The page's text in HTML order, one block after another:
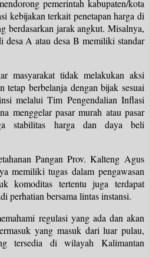
pemerintah kabupaten/kota
kebijakan terkait penetapan harga di
berdasarkan jarak angkut. Misalnya,
desa A atau desa B memiliki standar
masyarakat tidak melakukan aksi
tetap berbelanja dengan bijak sesuai
melalui Tim Pengendalian Inflasi
menggelar pasar murah atau pasar
stabilitas harga dan daya beli
Pangan Prov. Kalteng Agus
memiliki tugas dalam pengawasan
komoditas tertentu juga terdapat
perhatian bersama lintas instansi.
regulasi yang ada dan akan
yang masuk dari luar pulau,
tersedia di wilayah Kalimantan